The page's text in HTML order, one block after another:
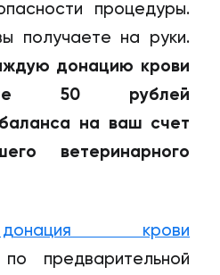
процедуры.
получаете на руки.
донацию крови
50 рублей
на ваш счет
ветеринарного
крови
предварительной